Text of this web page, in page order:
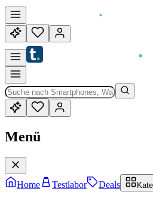
Menü
Home Testlabor Deals